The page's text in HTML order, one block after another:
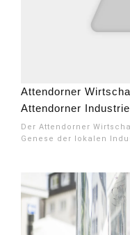
Attendorner
Attendorner Industrie
Der Attendorner
Genese der lokalen